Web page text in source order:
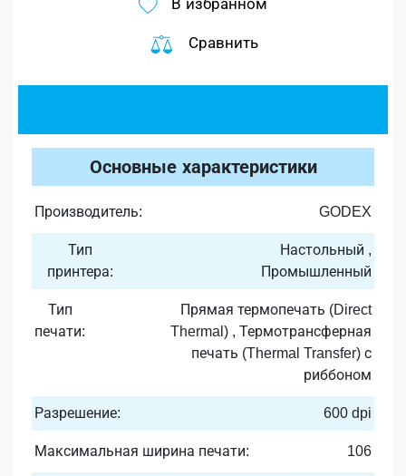
В избранном
Сравнить
Основные характеристики
Производитель: GODEX
Тип
принтера:
Настольный ,
Промышленный
Тип
печати:
Прямая термопечать (Direct
Thermal) , Термотрансферная
печать (Thermal Transfer) с
риббоном
Разрешение: 600 dpi
Максимальная ширина печати: 106